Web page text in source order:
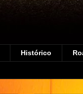
Histórico